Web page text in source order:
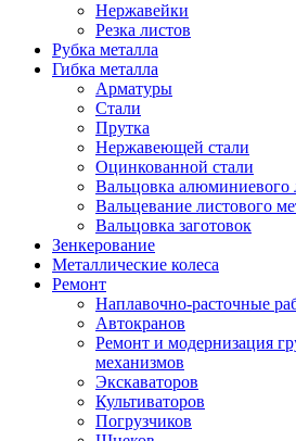
Нержавейки
Резка листов
Рубка металла
Гибка металла
Арматуры
Стали
Прутка
Нержавеющей стали
Оцинкованной стали
Вальцовка алюминиевого
Вальцевание листового
Вальцовка заготовок
Зенкерование
Металлические колеса
Ремонт
Наплавочно-расточные
Автокранов
Ремонт и модернизация
механизмов
Экскаваторов
Культиваторов
Погрузчиков